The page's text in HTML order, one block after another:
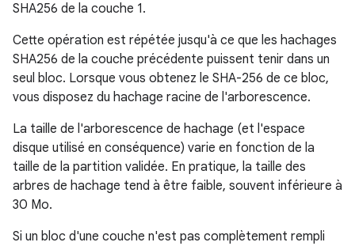
SHA256 de la couche 1.
Cette opération est répétée jusqu'à ce que les hachages
SHA256 de la couche précédente puissent tenir dans un
seul bloc. Lorsque vous obtenez le SHA-256 de ce bloc,
vous disposez du hachage racine de l'arborescence.
La taille de l'arborescence de hachage (et l'espace
disque utilisé en conséquence) varie en fonction de la
taille de la partition validée. En pratique, la taille des
arbres de hachage tend à être faible, souvent inférieure à
30 Mo.
Si un bloc d'une couche n'est pas complètement rempli